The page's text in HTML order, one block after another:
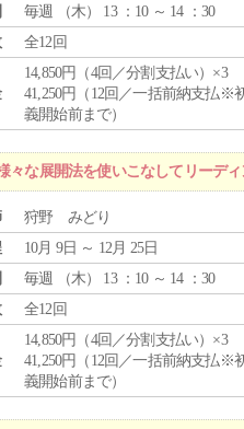
毎週 （木） 13 ：10 ～ 14 ：30
全12回
14,850円（4回／分割支払い）×3
41,250円（12回／一括前納支払※
義開始前まで）
な展開法を使いこなしてリーディ
狩野 みどり
10月 9日 ～ 12月 25日
毎週 （木） 13 ：10 ～ 14 ：30
全12回
14,850円（4回／分割支払い）×3
41,250円（12回／一括前納支払※
義開始前まで）